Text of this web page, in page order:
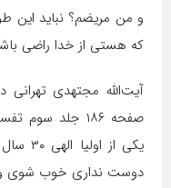
و من مریضم؟ نباید این
که هستی از خدا راضی
آیت‌الله مجتهدی
صفحه ۱۸۶ جلد
یکی
دوست نداری خوب شوی و